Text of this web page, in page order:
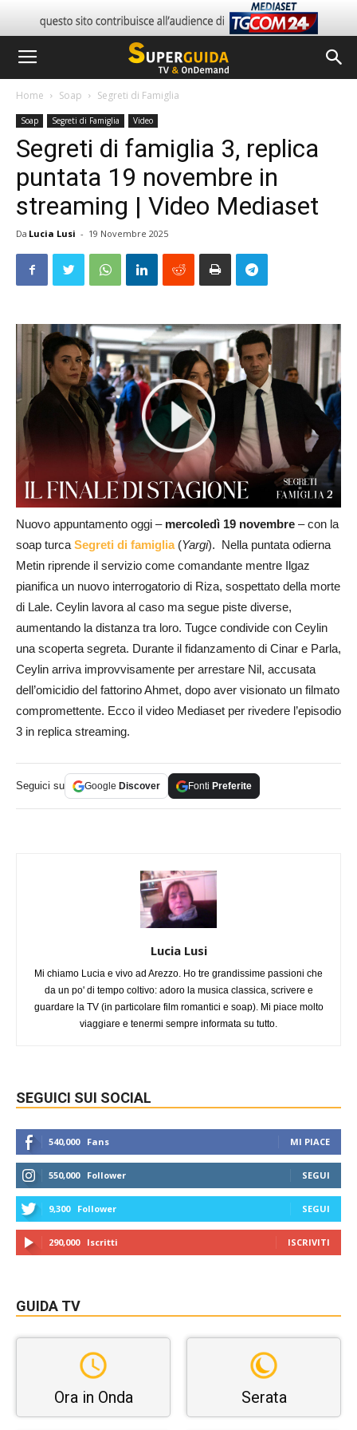
Home Soap Segreti di Famiglia
Soap Segreti di Famiglia Video
Segreti di famiglia 3, replica
puntata 19 novembre in
streaming | Video Mediaset
Da Lucia Lusi - 19 Novembre 2025
Nuovo appuntamento oggi – mercoledì 19 novembre – con la
soap turcaSegreti di famiglia (Yargi). Nella puntata odierna
Metin riprende il servizio come comandante mentre Ilgaz
pianifica un nuovo interrogatorio di Riza, sospettato della morte
di Lale. Ceylin lavora al caso ma segue piste diverse,
aumentando la distanza tra loro. Tugce condivide con Ceylin
una scoperta segreta. Durante il fidanzamento di Cinar e Parla,
Ceylin arriva improvvisamente per arrestare Nil, accusata
dell’omicidio del fattorino Ahmet, dopo aver visionato un filmato
compromettente. Ecco il video Mediaset per rivedere l’episodio
3 in replica streaming.
Seguici su Google Discover Fonti Preferite
Lucia Lusi
Mi chiamo Lucia e vivo ad Arezzo. Ho tre grandissime passioni che
da un po' di tempo coltivo: adoro la musica classica, scrivere e
guardare la TV (in particolare film romantici e soap). Mi piace molto
viaggiare e tenermi sempre informata su tutto.
SEGUICI SUI SOCIAL
540,000 Fans MI PIACE
550,000 Follower SEGUI
9,300 Follower SEGUI
290,000 Iscritti ISCRIVITI
GUIDA TV
Ora in Onda Serata